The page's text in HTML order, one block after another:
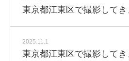
東京都江東区で撮影してき
2025.11.1
東京都江東区で撮影してき